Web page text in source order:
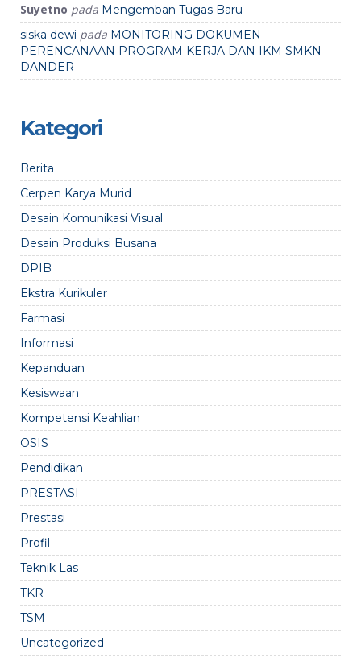
Suyetno pada Mengemban Tugas Baru
siska dewi pada MONITORING DOKUMEN
PERENCANAAN PROGRAM KERJA DAN IKM SMKN
DANDER
Kategori
Berita
Cerpen Karya Murid
Desain Komunikasi Visual
Desain Produksi Busana
DPIB
Ekstra Kurikuler
Farmasi
Informasi
Kepanduan
Kesiswaan
Kompetensi Keahlian
OSIS
Pendidikan
PRESTASI
Prestasi
Profil
Teknik Las
TKR
TSM
Uncategorized